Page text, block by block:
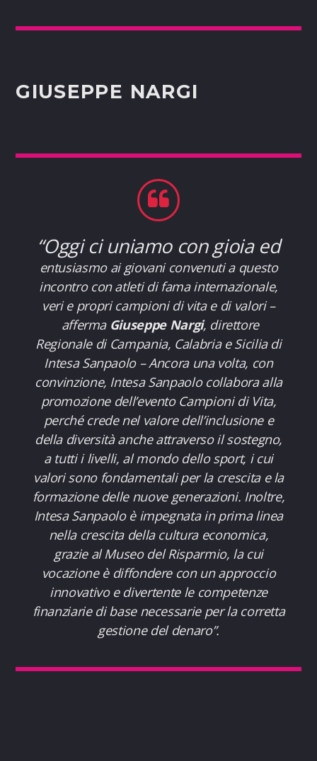
GIUSEPPE NARGI
“Oggi ci uniamo con gioia ed
entusiasmo ai giovani convenuti a questo
incontro con atleti di fama internazionale,
veri e propri campioni di vita e di valori–
afferma Giuseppe Nargi, direttore
Regionale di Campania, Calabria e Sicilia di
Intesa Sanpaolo –Ancora una volta, con
convinzione, Intesa Sanpaolo collabora alla
promozione dell’evento Campioni di Vita,
perché crede nel valore dell’inclusione e
della diversità anche attraverso il sostegno,
a tutti i livelli, al mondo dello sport, i cui
valori sono fondamentali per la crescita e la
formazione delle nuove generazioni. Inoltre,
Intesa Sanpaolo è impegnata in prima linea
nella crescita della cultura economica,
grazie al Museo del Risparmio, la cui
vocazione è diffondere con un approccio
innovativo e divertente le competenze
finanziarie di base necessarie per la corretta
gestione del denaro”.